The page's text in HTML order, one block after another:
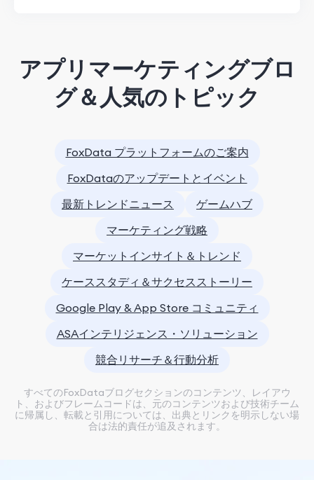
アプリマーケティングブロ
グ＆人気のトピック
FoxData プラットフォームのご案内
FoxDataのアップデートとイベント
最新トレンドニュース
ゲームハブ
マーケティング戦略
マーケットインサイト＆トレンド
ケーススタディ＆サクセスストーリー
Google Play & App Store コミュニティ
ASAインテリジェンス・ソリューション
競合リサーチ＆行動分析
すべてのFoxDataブログセクションのコンテンツ、レイアウ
ト、およびフレームコードは、元のコンテンツおよび技術チーム
に帰属し、転載と引用については、出典とリンクを明示しない場
合は法的責任が追及されます。